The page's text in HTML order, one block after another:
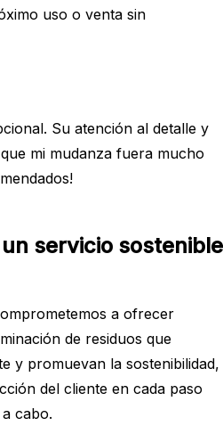
uso o venta sin
Su atención al detalle y
mi mudanza fuera mucho
servicio sostenible
a ofrecer
de residuos que
y promuevan la sostenibilidad,
del cliente en cada paso
cabo.